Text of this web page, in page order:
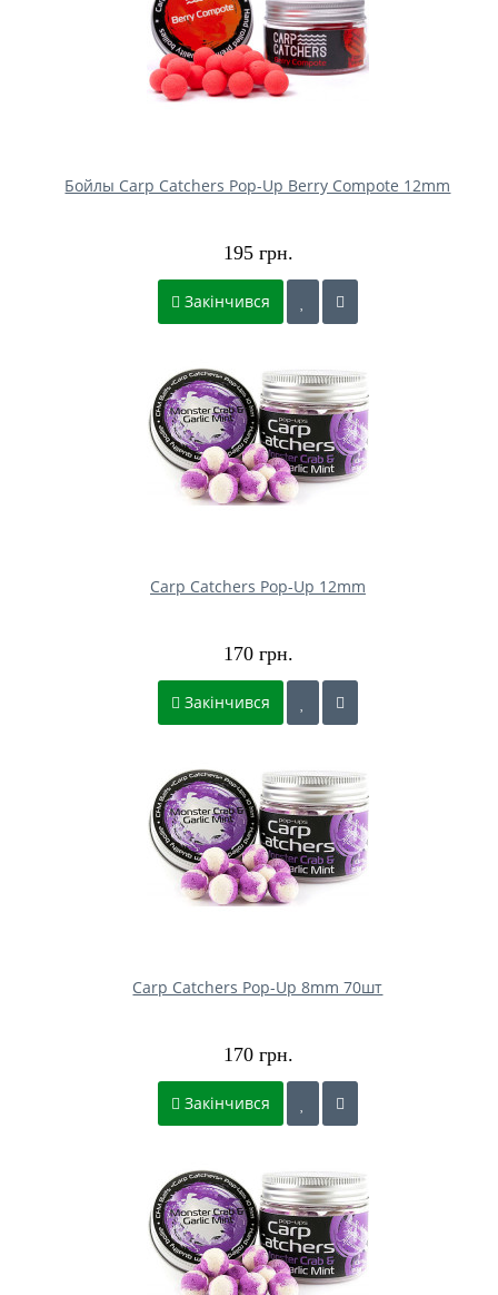
Бойлы Carp Catchers Pop-Up Berry Compote 12mm
195 грн.
Закінчився
Carp Catchers Pop-Up 12mm
170 грн.
Закінчився
Carp Catchers Pop-Up 8mm 70шт
170 грн.
Закінчився